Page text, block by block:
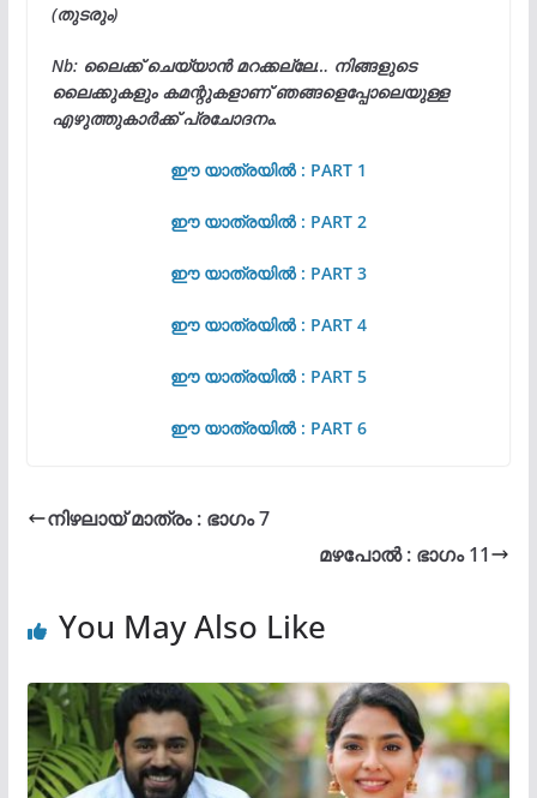
(തുടരും)
Nb: ലൈക്ക് ചെയ്യാൻ മറക്കല്ലേ… നിങ്ങളുടെ
ലൈക്കുകളും കമന്റുകളാണ് ഞങ്ങളെപ്പോലെയുള്ള
എഴുത്തുകാർക്ക് പ്രചോദനം.
ഈ യാത്രയിൽ : PART 1
ഈ യാത്രയിൽ : PART 2
ഈ യാത്രയിൽ : PART 3
ഈ യാത്രയിൽ : PART 4
ഈ യാത്രയിൽ : PART 5
ഈ യാത്രയിൽ : PART 6
നിഴലായ് മാത്രം : ഭാഗം 7
മഴപോൽ : ഭാഗം 11
You May Also Like